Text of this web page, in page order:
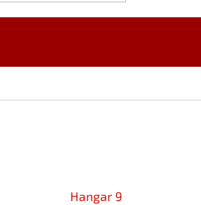
Hangar 9